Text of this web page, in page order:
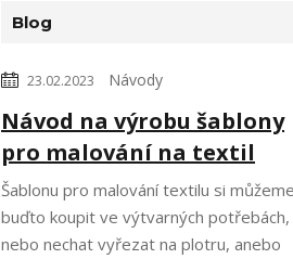
Blog
23.02.2023 Návody
Návod na výrobu šablony
pro malování na textil
Šablonu pro malování textilu si můžeme
buďto koupit ve výtvarných potřebách,
nebo nechat vyřezat na plotru, anebo